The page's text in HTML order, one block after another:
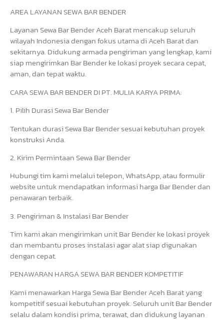
AREA LAYANAN SEWA BAR BENDER
Layanan Sewa Bar Bender Aceh Barat mencakup seluruh
wilayah Indonesia dengan fokus utama di Aceh Barat dan
sekitarnya. Didukung armada pengiriman yang lengkap, kami
siap mengirimkan Bar Bender ke lokasi proyek secara cepat,
aman, dan tepat waktu.
CARA SEWA BAR BENDER DI PT. MULIA KARYA PRIMA:
1. Pilih Durasi Sewa Bar Bender
Tentukan durasi Sewa Bar Bender sesuai kebutuhan proyek
konstruksi Anda.
2. Kirim Permintaan Sewa Bar Bender
Hubungi tim kami melalui telepon, WhatsApp, atau formulir
website untuk mendapatkan informasi harga Bar Bender dan
penawaran terbaik.
3. Pengiriman & Instalasi Bar Bender
Tim kami akan mengirimkan unit Bar Bender ke lokasi proyek
dan membantu proses instalasi agar alat siap digunakan
dengan cepat.
PENAWARAN HARGA SEWA BAR BENDER KOMPETITIF
Kami menawarkan Harga Sewa Bar Bender Aceh Barat yang
kompetitif sesuai kebutuhan proyek. Seluruh unit Bar Bender
selalu dalam kondisi prima, terawat, dan didukung layanan